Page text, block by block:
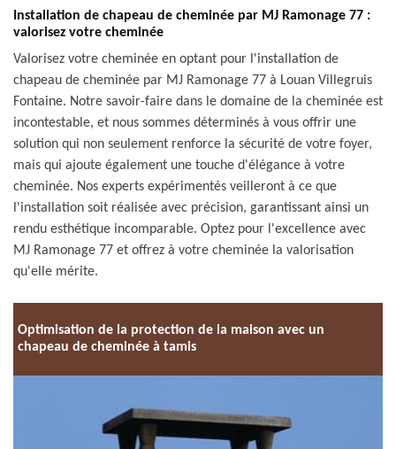
Installation de chapeau de cheminée par MJ Ramonage 77 :
valorisez votre cheminée
Valorisez votre cheminée en optant pour l'installation de
chapeau de cheminée par MJ Ramonage 77 à Louan Villegruis
Fontaine. Notre savoir-faire dans le domaine de la cheminée est
incontestable, et nous sommes déterminés à vous offrir une
solution qui non seulement renforce la sécurité de votre foyer,
mais qui ajoute également une touche d'élégance à votre
cheminée. Nos experts expérimentés veilleront à ce que
l'installation soit réalisée avec précision, garantissant ainsi un
rendu esthétique incomparable. Optez pour l'excellence avec
MJ Ramonage 77 et offrez à votre cheminée la valorisation
qu'elle mérite.
Optimisation de la protection de la maison avec un
chapeau de cheminée à tamis